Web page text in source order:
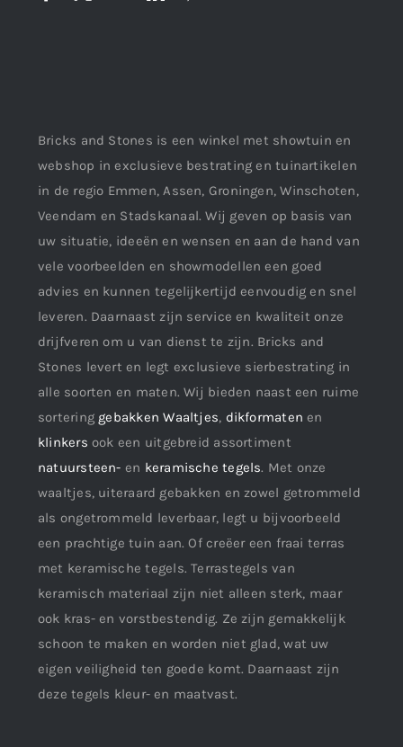
Bricks and Stones is een winkel met showtuin en
webshop in exclusieve bestrating en tuinartikelen
in de regio Emmen, Assen, Groningen, Winschoten,
Veendam en Stadskanaal. Wij geven op basis van
uw situatie, ideeën en wensen en aan de hand van
vele voorbeelden en showmodellen een goed
advies en kunnen tegelijkertijd eenvoudig en snel
leveren. Daarnaast zijn service en kwaliteit onze
drijfveren om u van dienst te zijn. Bricks and
Stones levert en legt exclusieve sierbestrating in
alle soorten en maten. Wij bieden naast een ruime
sortering gebakken Waaltjes, dikformaten en
klinkers ook een uitgebreid assortiment
natuursteen- en keramische tegels. Met onze
waaltjes, uiteraard gebakken en zowel getrommeld
als ongetrommeld leverbaar, legt u bijvoorbeeld
een prachtige tuin aan. Of creëer een fraai terras
met keramische tegels. Terrastegels van
keramisch materiaal zijn niet alleen sterk, maar
ook kras- en vorstbestendig. Ze zijn gemakkelijk
schoon te maken en worden niet glad, wat uw
eigen veiligheid ten goede komt. Daarnaast zijn
deze tegels kleur- en maatvast.